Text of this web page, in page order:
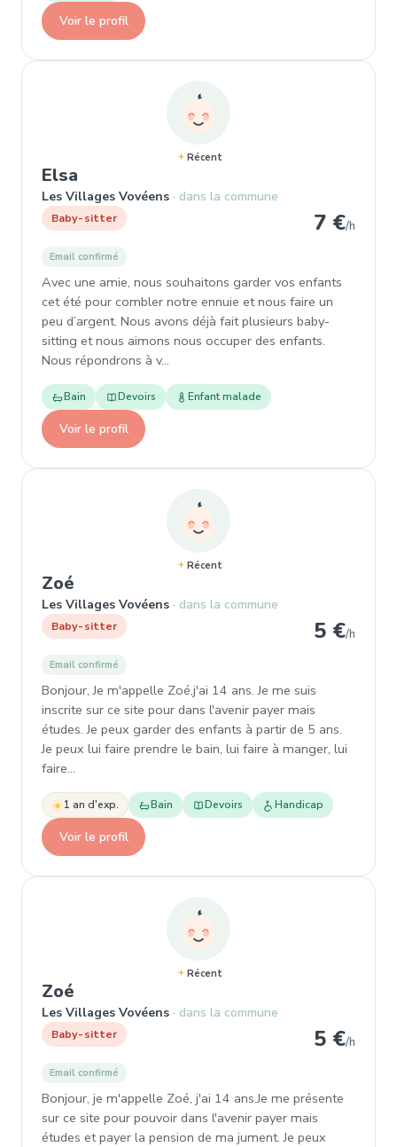
Voir le profil
Récent
Elsa
Les Villages Vovéens dans la commune
Baby-sitter 7 €/h
Email confirmé
Avec une amie, nous souhaitons garder vos enfants
cet été pour combler notre ennuie et nous faire un
peu d’argent. Nous avons déjà fait plusieurs baby-
sitting et nous aimons nous occuper des enfants.
Nous répondrons à v…
Bain Devoirs Enfant malade
Voir le profil
Récent
Zoé
Les Villages Vovéens dans la commune
Baby-sitter 5 €/h
Email confirmé
Bonjour, Je m'appelle Zoé,j'ai 14 ans. Je me suis
inscrite sur ce site pour dans l'avenir payer mais
études. Je peux garder des enfants à partir de 5 ans.
Je peux lui faire prendre le bain, lui faire à manger, lui
faire…
1 an d'exp. Bain Devoirs Handicap
Voir le profil
Récent
Zoé
Les Villages Vovéens dans la commune
Baby-sitter 5 €/h
Email confirmé
Bonjour, je m'appelle Zoé, j'ai 14 ans.Je me présente
sur ce site pour pouvoir dans l'avenir payer mais
études et payer la pension de ma jument. Je peux